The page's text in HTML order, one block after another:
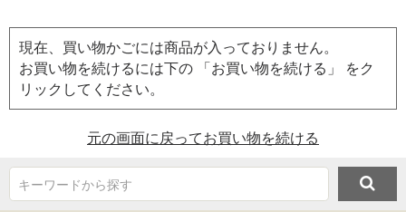
現在、買い物かごには商品が入っておりません。
お買い物を続けるには下の 「お買い物を続ける」 をク
リックしてください。
元の画面に戻ってお買い物を続ける
キーワードから探す